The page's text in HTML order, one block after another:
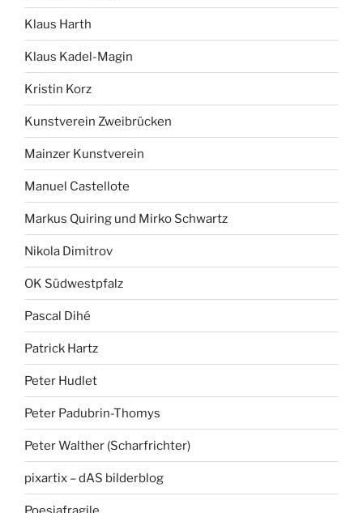
Klaus Harth
Klaus Kadel-Magin
Kristin Korz
Kunstverein Zweibrücken
Mainzer Kunstverein
Manuel Castellote
Markus Quiring und Mirko Schwartz
Nikola Dimitrov
OK Südwestpfalz
Pascal Dihé
Patrick Hartz
Peter Hudlet
Peter Padubrin-Thomys
Peter Walther (Scharfrichter)
pixartix – dAS bilderblog